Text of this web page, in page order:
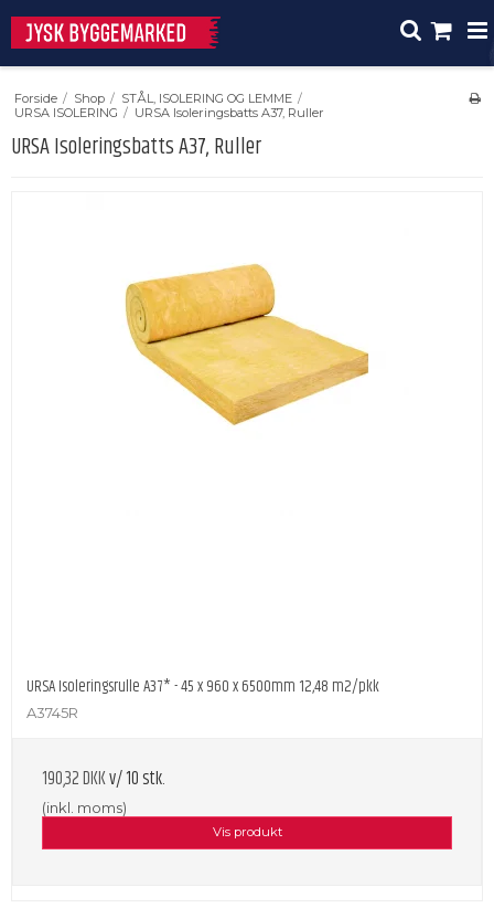
Forside / Shop / STÅL, ISOLERING OG LEMME /
URSA ISOLERING / URSA Isoleringsbatts A37, Ruller
URSA Isoleringsbatts A37, Ruller
URSA Isoleringsrulle A37* - 45 x 960 x 6500mm 12,48 m2/pkk
A3745R
190,32 DKKv/ 10 stk.
(inkl. moms)
Vis produkt